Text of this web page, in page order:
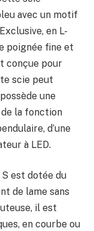
avec un motif
en L-
poignée fine et
conçue pour
scie peut
une
la fonction
d’une
à LED.
S est dotée du
de lame sans
il est
en courbe ou